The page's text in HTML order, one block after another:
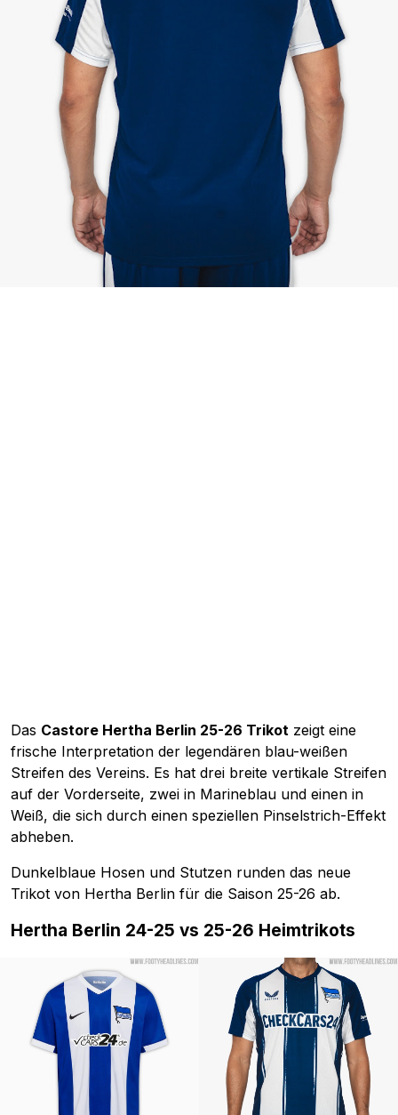
Das Castore Hertha Berlin 25-26 Trikot zeigt eine
frische Interpretation der legendären blau-weißen
Streifen des Vereins. Es hat drei breite vertikale Streifen
auf der Vorderseite, zwei in Marineblau und einen in
Weiß, die sich durch einen speziellen Pinselstrich-Effekt
abheben.
Dunkelblaue Hosen und Stutzen runden das neue
Trikot von Hertha Berlin für die Saison 25-26 ab.
Hertha Berlin 24-25 vs 25-26 Heimtrikots